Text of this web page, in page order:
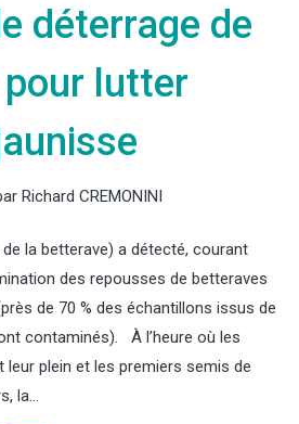
déterrage de
lutter
Richard CREMONINI
la betterave) a détecté, courant
des repousses de betteraves
de 70 % des échantillons issus de
contaminés). À l’heure où les
leur plein et les premiers semis de
la…